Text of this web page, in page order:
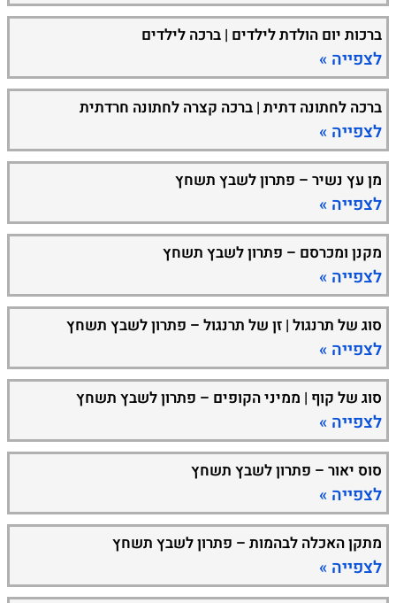
ברכות יום הולדת לילדים | ברכה לילדים
לצפייה »
ברכה לחתונה דתית | ברכה קצרה לחתונה חרדתית
לצפייה »
מן עץ נשיר – פתרון לשבץ תשחץ
לצפייה »
מקנן ומכרסם – פתרון לשבץ תשחץ
לצפייה »
סוג של תרנגול | זן של תרנגול – פתרון לשבץ תשחץ
לצפייה »
סוג של קוף | ממיני הקופים – פתרון לשבץ תשחץ
לצפייה »
סוס יאור – פתרון לשבץ תשחץ
לצפייה »
מתקן האכלה לבהמות – פתרון לשבץ תשחץ
לצפייה »